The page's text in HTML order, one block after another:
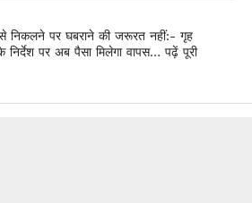
निकलने पर घबराने की जरूरत नहीं:- गृह
निर्देश पर अब पैसा मिलेगा वापस… पढ़ें पूरी